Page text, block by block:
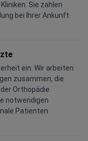
Sie zahlen
bei Ihrer Ankunft
ein. Wir arbeiten
zusammen, die
Orthopädie
notwendigen
Patienten